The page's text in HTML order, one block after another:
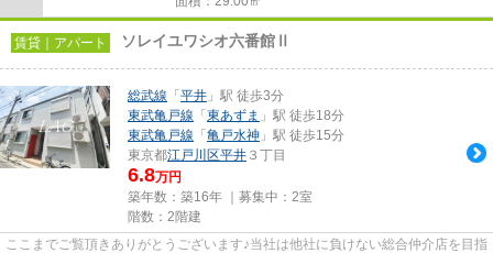
賃貸｜アパート ソレイユワシオ六番館Ⅱ
総武線 「 平井 」駅 徒歩3分
東武亀戸線 「 東あずま 」駅 徒歩18分
東武亀戸線 「 亀戸水神 」駅 徒歩15分
東京都江戸川区平井 ３丁目
6.8万円
築年数：築16年 ｜募集中： 2室
階数：2階建
ここまでご覧頂きありがとうございます♪当社は他社に負けない総合仲介店を目指